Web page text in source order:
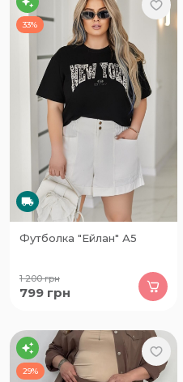
33%
Футболка "Ейлан" А5
1 200грн
799 грн
29%